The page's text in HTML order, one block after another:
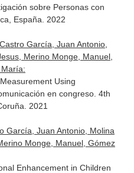
sobre Personas con
España. 2022
García, Juan Antonio,
Merino Monge, Manuel,
Using
en congreso. 4th
2021
García, Juan Antonio, Molina
Monge, Manuel, Gómez
Enhancement in Children